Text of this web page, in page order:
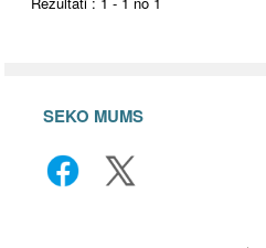
SEKO MUMS